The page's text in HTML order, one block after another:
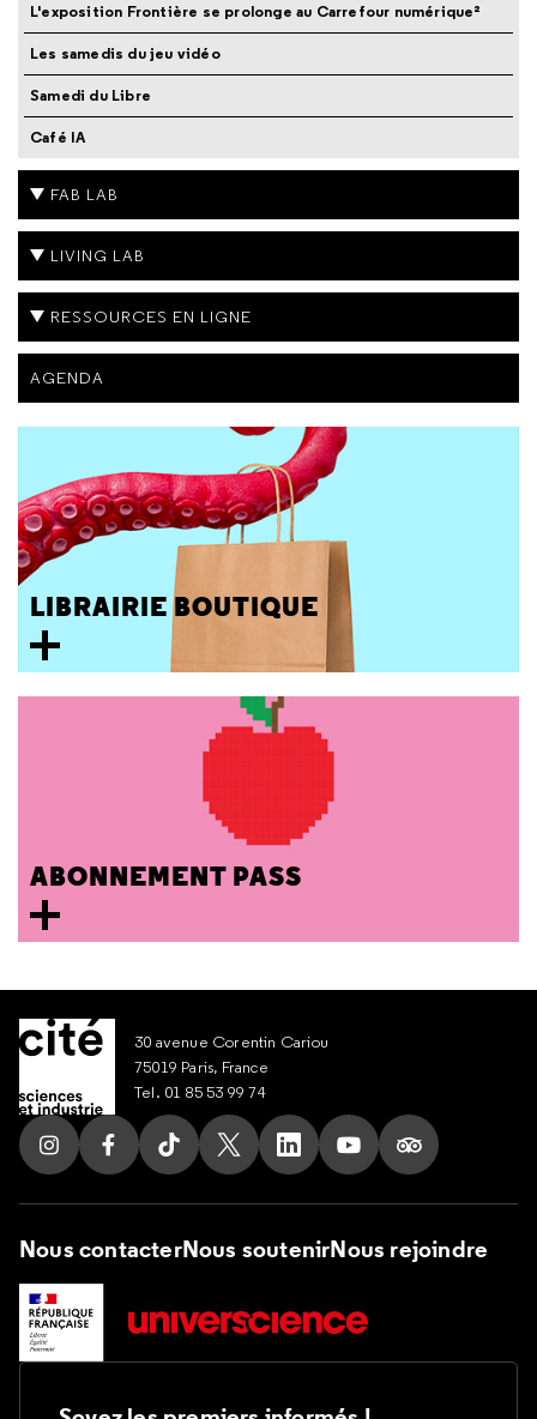
L'exposition Frontière se prolonge au Carrefour numérique²
Les samedis du jeu vidéo
Samedi du Libre
Café IA
FAB LAB
LIVING LAB
RESSOURCES EN LIGNE
AGENDA
LIBRAIRIE BOUTIQUE
ABONNEMENT PASS
30 avenue Corentin Cariou
75019 Paris, France
Tel. 01 85 53 99 74
Suivez nous sur Instagram
Suivez nous sur Facebook
Suivez nous sur Tik Tok
Suivez nous sur X
Suivez nous sur LinkedIn
Suivez nous sur
Suivez nous
Nous contacterNous soutenirNous rejoindre